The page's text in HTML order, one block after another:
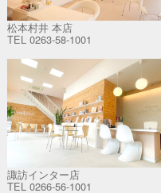
松本村井 本店
TEL 0263-58-1001
諏訪インター店
TEL 0266-56-1001